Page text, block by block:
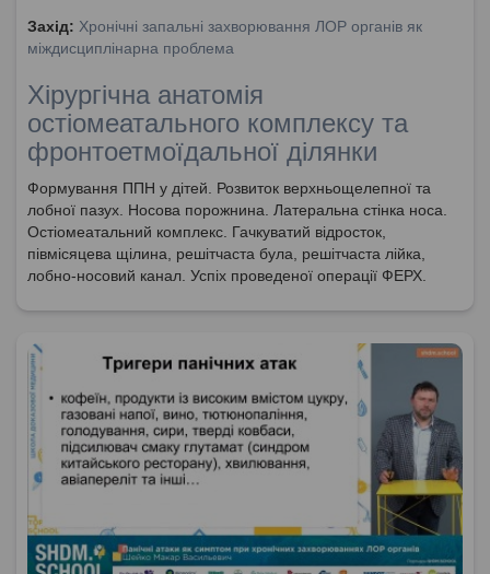
Захід: Хронічні запальні захворювання ЛОР органів як
міждисциплінарна проблема
Хірургічна анатомія
остіомеатального комплексу та
фронтоетмоїдальної ділянки
Формування ППН у дітей. Розвиток верхньощелепної та
лобної пазух. Носова порожнина. Латеральна стінка носа.
Остіомеатальний комплекс. Гачкуватий відросток,
півмісяцева щілина, решітчаста була, решітчаста лійка,
лобно-носовий канал. Успіх проведеної операції ФЕРХ.